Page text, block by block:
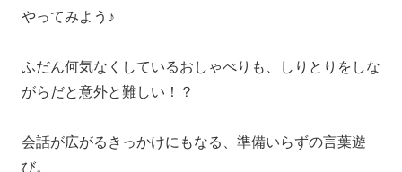
やってみよう♪
ふだん何気なくしているおしゃべりも、しりとりをしな
がらだと意外と難しい！？
会話が広がるきっかけにもなる、準備いらずの言葉遊
び。